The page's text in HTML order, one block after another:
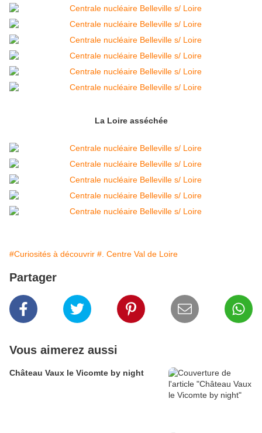
La Loire asséchée
#Curiosités à découvrir #. Centre Val de Loire
Partager
Vous aimerez aussi
Château Vaux le Vicomte by night